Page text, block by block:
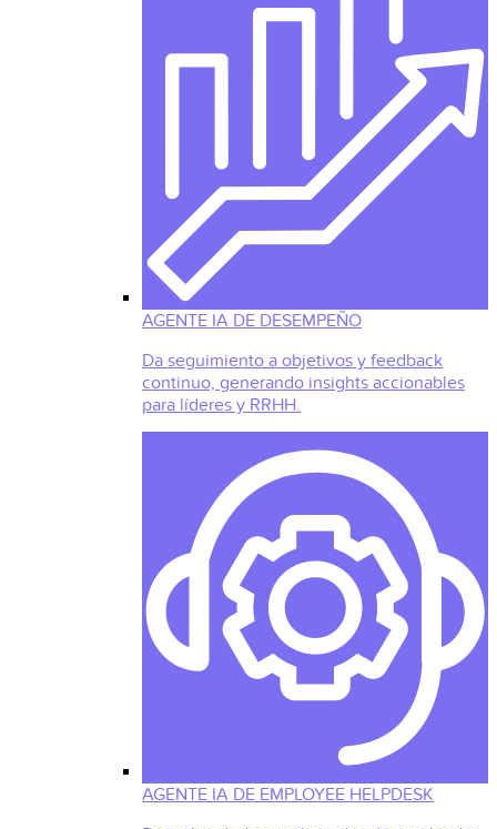
AGENTE IA DE DESEMPEÑO
Da seguimiento a objetivos y feedback
continuo, generando insights accionables
para líderes y RRHH.
AGENTE IA DE EMPLOYEE HELPDESK